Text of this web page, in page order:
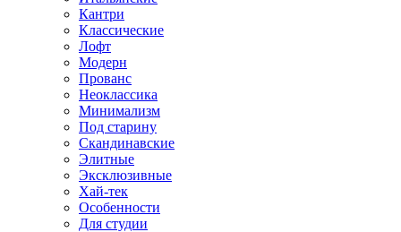
Кантри
Классические
Лофт
Модерн
Прованс
Неоклассика
Минимализм
Под старину
Скандинавские
Элитные
Эксклюзивные
Хай-тек
Особенности
Для студии